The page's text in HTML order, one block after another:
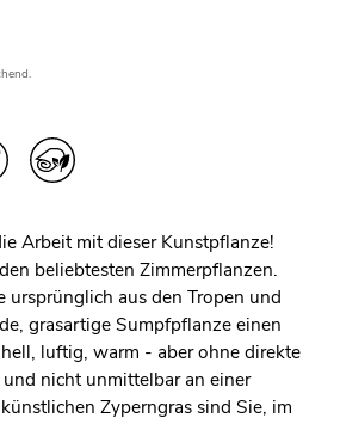
Arbeit mit dieser Kunstpflanze!
beliebtesten Zimmerpflanzen.
aus den Tropen und
grasartige Sumpfpflanze einen
luftig, warm - aber ohne direkte
nicht unmittelbar an einer
Zyperngras sind Sie, im